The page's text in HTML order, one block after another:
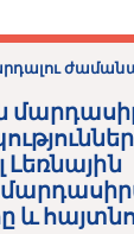
Լեռնային